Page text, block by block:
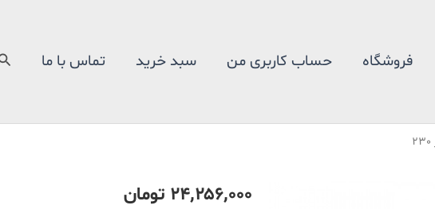
فروشگاه حساب کاربری من سبد خرید تماس با ما
۲۴٬۲۵۶٬۰۰۰ تومان